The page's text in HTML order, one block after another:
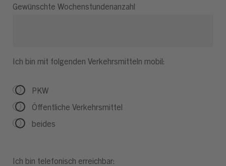
Gewünschte Wochenstundenanzahl
Ich bin mit folgenden Verkehrsmitteln mobil:
PKW
Öffentliche Verkehrsmittel
beides
Ich bin telefonisch erreichbar: